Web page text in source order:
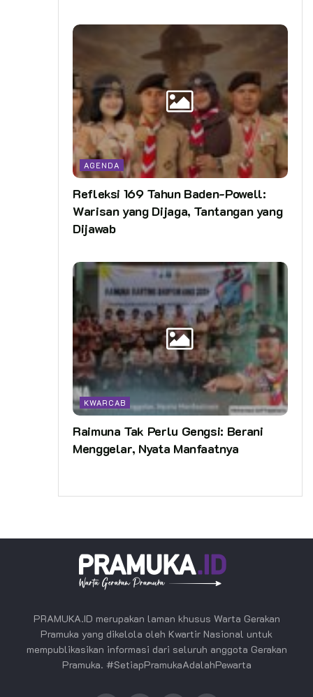
AGENDA
Refleksi 169 Tahun Baden-Powell:
Warisan yang Dijaga, Tantangan yang
Dijawab
KWARCAB
Raimuna Tak Perlu Gengsi: Berani
Menggelar, Nyata Manfaatnya
PRAMUKA.ID merupakan laman khusus Warta Gerakan
Pramuka yang dikelola oleh Kwartir Nasional untuk
mempublikasikan informasi dari seluruh anggota Gerakan
Pramuka. #SetiapPramukaAdalahPewarta